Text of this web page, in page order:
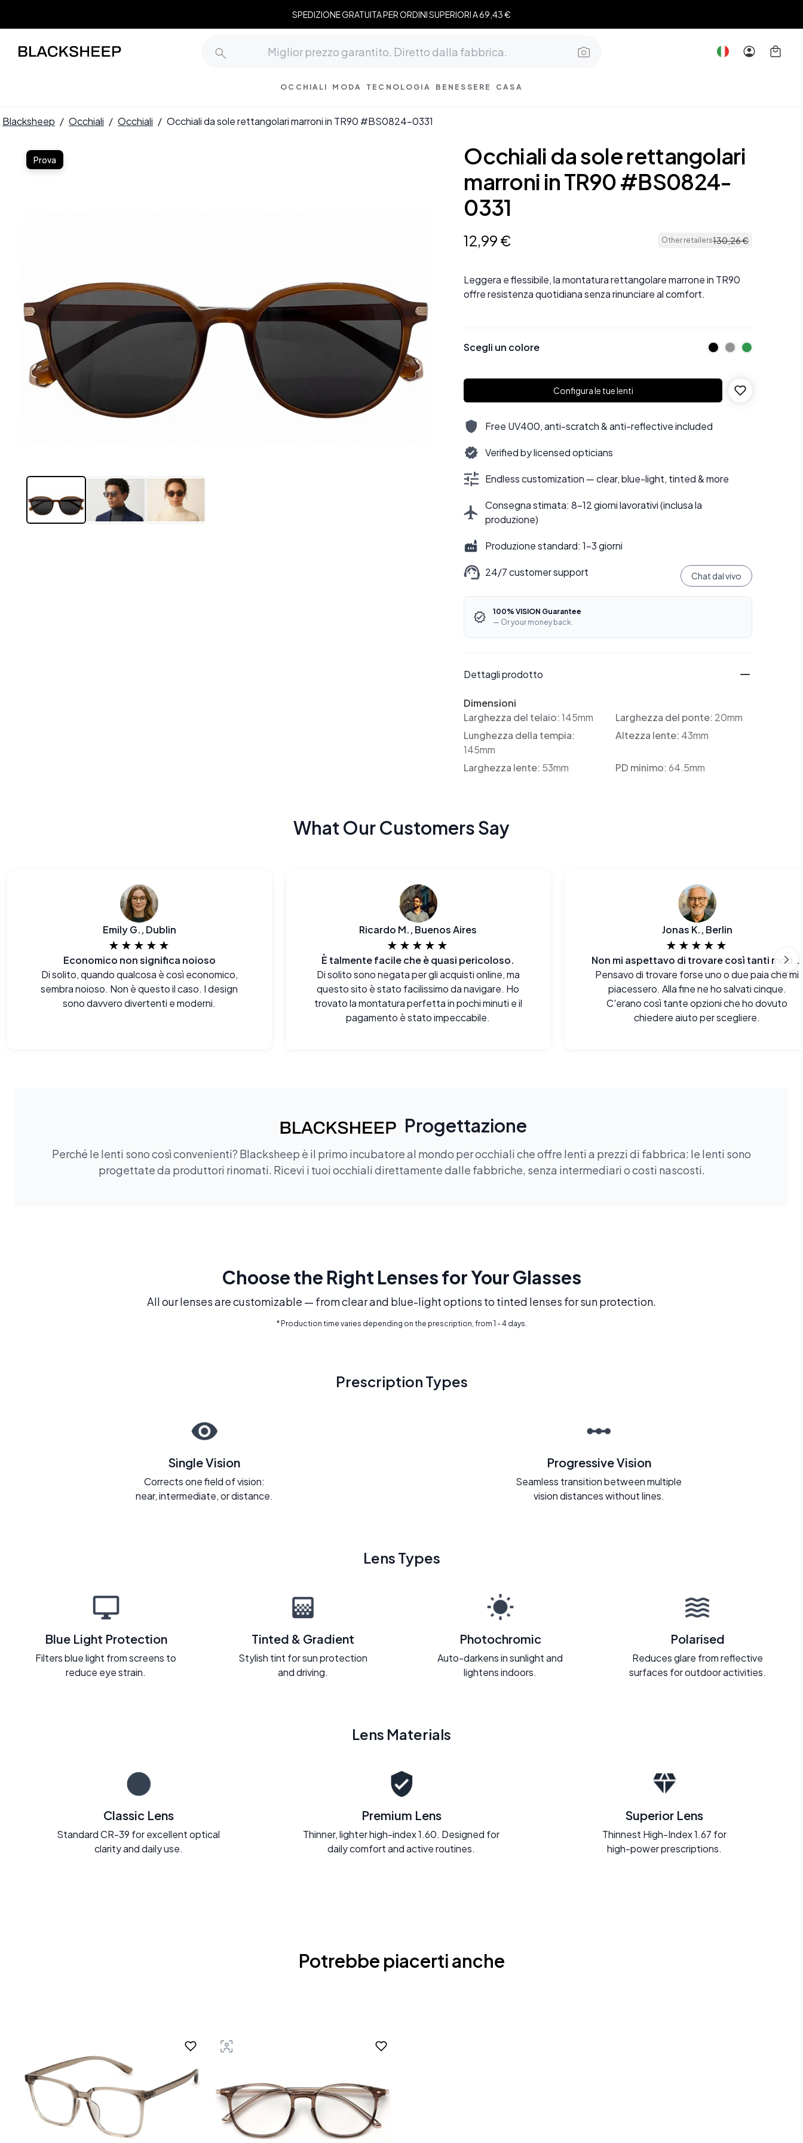
SPEDIZIONE GRATUITA PER ORDINI SUPERIORI A 69,43 €
OCCHIALI MODA TECNOLOGIA BENESSERE CASA
Blacksheep / Occhiali / Occhiali / Occhiali da sole rettangolari marroni in TR90 #BS0824-0331
Prova
Occhiali da sole rettangolari
marroni in TR90 #BS0824-
0331
12,99 € Other retailers130,26€
Leggera e flessibile, la montatura rettangolare marrone in TR90
offre resistenza quotidiana senza rinunciare al comfort.
Scegli un colore
Configura le tue lenti
Free UV400, anti-scratch & anti-reflective included
Verified by licensed opticians
Endless customization — clear, blue-light, tinted & more
Consegna stimata: 8–12 giorni lavorativi (inclusa la
produzione)
Produzione standard: 1–3 giorni
24/7 customer support Chat dal vivo
100% VISION Guarantee
— Or your money back.
Dettagli prodotto
Dimensioni
Larghezza del telaio:145mm Larghezza del ponte: 20mm
Lunghezza della tempia:
145mm
Altezza lente: 43mm
Larghezza lente: 53mm PD minimo:64.5mm
What Our Customers Say
Emily G., Dublin
★★★★★
Economico non significa noioso
Di solito, quando qualcosa è così economico,
sembra noioso. Non è questo il caso. I design
sono davvero divertenti e moderni.
Ricardo M., Buenos Aires
★★★★★
È talmente facile che è quasi pericoloso.
Di solito sono negata per gli acquisti online, ma
questo sito è stato facilissimo da navigare. Ho
trovato la montatura perfetta in pochi minuti e il
pagamento è stato impeccabile.
Jonas K., Berlin
★★★★★
Non mi aspettavo di trovare così tanti modelli
Pensavo di trovare forse uno o due paia che mi
piacessero. Alla fine ne ho salvati cinque.
C'erano così tante opzioni che ho dovuto
chiedere aiuto per scegliere.
Progettazione
Perché le lenti sono così convenienti? Blacksheep è il primo incubatore al mondo per occhiali che offre lenti a prezzi di fabbrica: le lenti sono
progettate da produttori rinomati. Ricevi i tuoi occhiali direttamente dalle fabbriche, senza intermediari o costi nascosti.
Choose the Right Lenses for Your Glasses
All our lenses are customizable — from clear and blue-light options to tinted lenses for sun protection.
* Production time varies depending on the prescription, from 1 - 4 days.
Prescription Types
Single Vision
Corrects one field of vision:
near, intermediate, or distance.
Progressive Vision
Seamless transition between multiple
vision distances without lines.
Lens Types
Blue Light Protection
Filters blue light from screens to
reduce eye strain.
Tinted & Gradient
Stylish tint for sun protection
and driving.
Photochromic
Auto-darkens in sunlight and
lightens indoors.
Polarised
Reduces glare from reflective
surfaces for outdoor activities.
Lens Materials
Classic Lens
Standard CR-39 for excellent optical
clarity and daily use.
Premium Lens
Thinner, lighter high-index 1.60. Designed for
daily comfort and active routines.
Superior Lens
Thinnest High-Index 1.67 for
high-power prescriptions.
Potrebbe piacerti anche